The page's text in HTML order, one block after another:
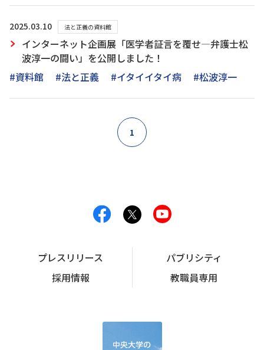
2025.03.10 法と正義の資料館
インターネット企画展「医学者証言を覆せ―弁護士松
波淳一の闘い」を公開しました！
#資料館
#法と正義 #イタイイタイ病 #松波淳一
1
プレスリリース
パブリシティ
採用情報
教職員専用